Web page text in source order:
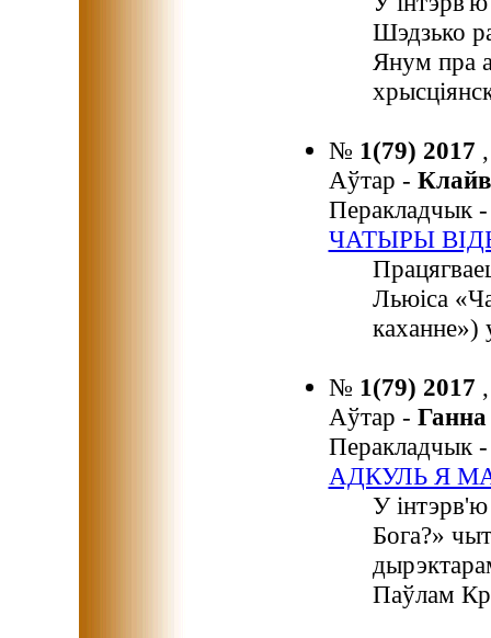
Шэдзько
Янум пра
№ 1(79) 2017
Аўтар -
Перакладчык
ЧАТЫРЫ
Льюіса
каханне»)
№ 1(79) 2017
Аўтар -
Перакладчык
АДКУЛЬ Я
У інтэрв'ю
Бога?»
Паўлам